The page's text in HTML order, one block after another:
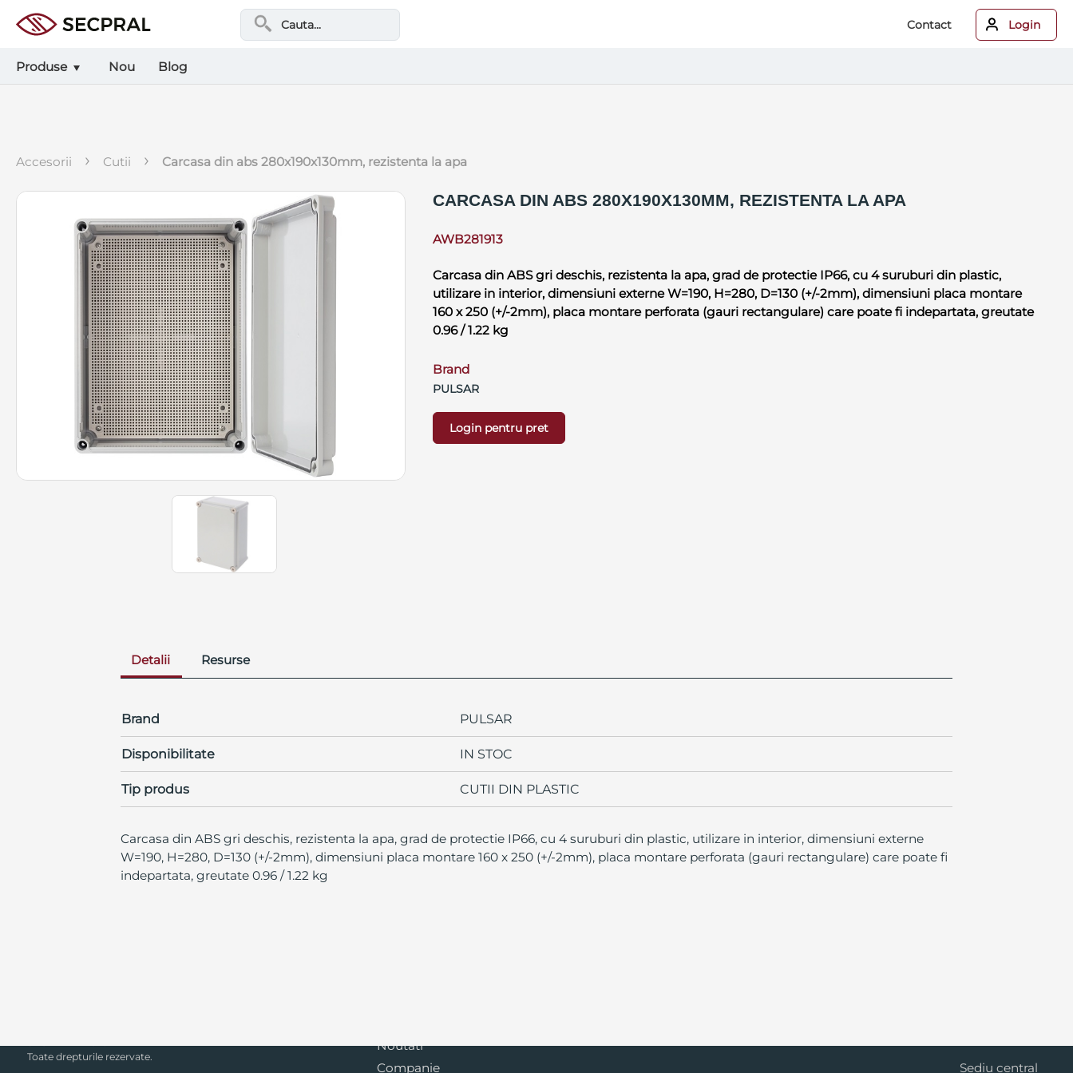
Contact Login
Produse Nou Blog
accesorii › cutii › carcasa din abs 280x190x130mm, rezistenta la apa
CARCASA DIN ABS 280X190X130MM, REZISTENTA LA APA
AWB281913
Carcasa din ABS gri deschis, rezistenta la apa, grad de protectie IP66, cu 4 suruburi din plastic,
utilizare in interior, dimensiuni externe W=190, H=280, D=130 (+/-2mm), dimensiuni placa montare
160 x 250 (+/-2mm), placa montare perforata (gauri rectangulare) care poate fi indepartata, greutate
0.96 / 1.22 kg
Brand
PULSAR
Login pentru pret
Detalii Resurse
Brand PULSAR
Disponibilitate IN STOC
Tip produs CUTII DIN PLASTIC
Carcasa din ABS gri deschis, rezistenta la apa, grad de protectie IP66, cu 4 suruburi din plastic, utilizare in interior, dimensiuni externe
W=190, H=280, D=130 (+/-2mm), dimensiuni placa montare 160 x 250 (+/-2mm), placa montare perforata (gauri rectangulare) care poate fi
indepartata, greutate 0.96 / 1.22 kg
Toate drepturile rezervate.
Noutati
Companie
Sediu central